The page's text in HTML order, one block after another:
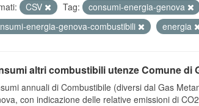
CSV Tag: consumi-energia-genova
energia-genova-combustibili
energia
altri combustibili utenze Comune di
annuali di Combustibile (diversi dal Gas
con indicazione delle relative emissioni di